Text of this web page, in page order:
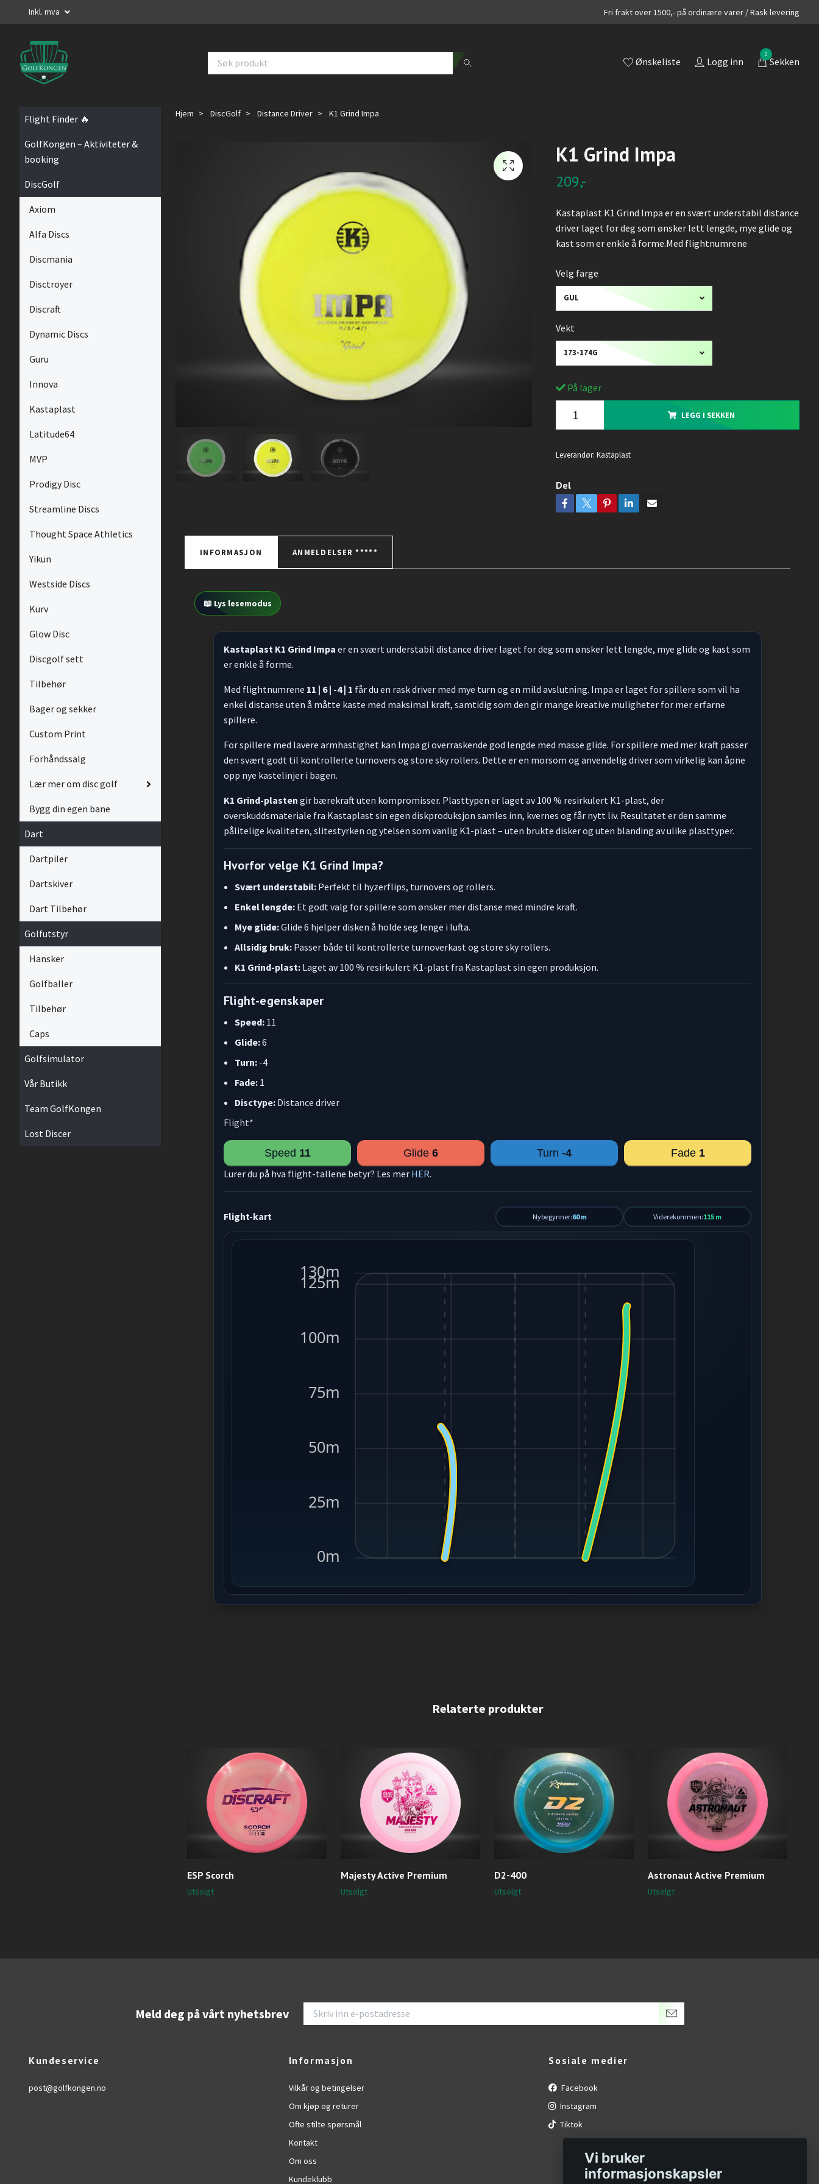
Inkl. mva Fri frakt over 1500,- på ordinære varer / Rask levering
Ønskeliste Logg inn
0
Sekken
Flight Finder 🔥
GolfKongen – Aktiviteter &
booking
DiscGolf
Axiom
Alfa Discs
Discmania
Disctroyer
Discraft
Dynamic Discs
Guru
Innova
Kastaplast
Latitude64
MVP
Prodigy Disc
Streamline Discs
Thought Space Athletics
Yikun
Westside Discs
Kurv
Glow Disc
Discgolf sett
Tilbehør
Bager og sekker
Custom Print
Forhåndssalg
Lær mer om disc golf
Bygg din egen bane
Dart
Dartpiler
Dartskiver
Dart Tilbehør
Golfutstyr
Hansker
Golfballer
Tilbehør
Caps
Golfsimulator
Vår Butikk
Team GolfKongen
Lost Discer
Hjem DiscGolf Distance Driver K1 Grind Impa
K1 Grind Impa
209,-
Kastaplast K1 Grind Impa er en svært understabil distance
driver laget for deg som ønsker lett lengde, mye glide og
kast som er enkle å forme.Med flightnumrene
Velg farge
GUL
Vekt
173-174G
På lager
LEGG I SEKKEN
Leverandør: Kastaplast
Del
INFORMASJON ANMELDELSER *****
📖 Lys lesemodus
Kastaplast K1 Grind Impa er en svært understabil distance driver laget for deg som ønsker lett lengde, mye glide og kast som
er enkle å forme.
Med flightnumrene 11 | 6 | -4 | 1 får du en rask driver med mye turn og en mild avslutning. Impa er laget for spillere som vil ha
enkel distanse uten å måtte kaste med maksimal kraft, samtidig som den gir mange kreative muligheter for mer erfarne
spillere.
For spillere med lavere armhastighet kan Impa gi overraskende god lengde med masse glide. For spillere med mer kraft passer
den svært godt til kontrollerte turnovers og store sky rollers. Dette er en morsom og anvendelig driver som virkelig kan åpne
opp nye kastelinjer i bagen.
K1 Grind-plasten gir bærekraft uten kompromisser. Plasttypen er laget av 100 % resirkulert K1-plast, der
overskuddsmateriale fra Kastaplast sin egen diskproduksjon samles inn, kvernes og får nytt liv. Resultatet er den samme
pålitelige kvaliteten, slitestyrken og ytelsen som vanlig K1-plast – uten brukte disker og uten blanding av ulike plasttyper.
Hvorfor velge K1 Grind Impa?
Svært understabil: Perfekt til hyzerflips, turnovers og rollers.
Enkel lengde: Et godt valg for spillere som ønsker mer distanse med mindre kraft.
Mye glide:Glide 6 hjelper disken å holde seg lenge i lufta.
Allsidig bruk: Passer både til kontrollerte turnoverkast og store sky rollers.
K1 Grind-plast: Laget av 100 % resirkulert K1-plast fra Kastaplast sin egen produksjon.
Flight-egenskaper
Speed: 11
Glide:6
Turn: -4
Fade: 1
Disctype: Distance driver
Flight*
Speed 11 Glide 6 Turn -4 Fade 1
Lurer du på hva flight-tallene betyr? Les mer HER.
Flight-kart Nybegynner:60 m Viderekommen:115 m
0m
25m
50m
75m
100m
125m
130m
ESP Scorch
Utsolgt
Majesty Active Premium
Utsolgt
D2-400
Utsolgt
Astronaut Active Premium
Utsolgt
Meld deg på vårt nyhetsbrev
Kundeservice
post@golfkongen.no
Informasjon
Vilkår og betingelser
Om kjøp og returer
Ofte stilte spørsmål
Kontakt
Om oss
Kundeklubb
Sosiale medier
Facebook
Instagram
Tiktok
Vi bruker
informasjonskapsler